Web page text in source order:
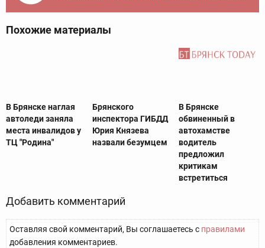
Похожие материалы
В Брянске наглая
автоледи заняла
места инвалидов у
ТЦ "Родина"
Брянского
инспектора ГИБДД
Юрия Князева
назвали безумцем
В Брянске
обвиненный в
автохамстве
водитель
предложил
критикам
встретиться
Добавить комментарий
Оставляя свой комментарий, Вы соглашаетесь с правилами
добавления комментариев.